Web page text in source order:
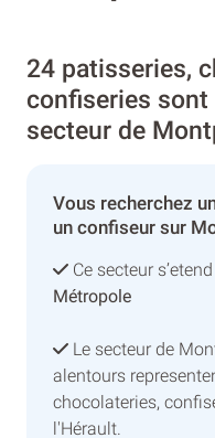
24 patisseries,
confiseries sont
secteur de
Vous recherchez
un confiseur sur
Ce secteur
Métropole
Le secteur de
alentours
chocolateries,
l'Hérault.